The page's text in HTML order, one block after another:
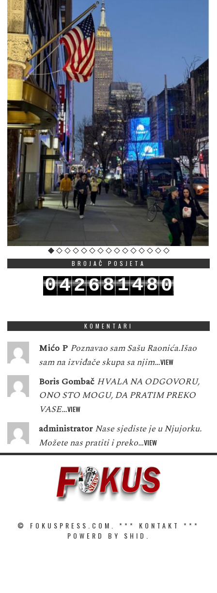
BROJAČ POSJETA
042681480
KOMENTARI
Mićo P Poznavao sam Sašu Raonića.Išao
sam na izviđače skupa sa njim…VIEW
Boris Gombač HVALA NA ODGOVORU,
ONO STO MOGU, DA PRATIM PREKO
VASE…VIEW
administrator Nase sjediste je u Njujorku.
Možete nas pratiti i preko…VIEW
© FOKUSPRESS.COM. *** KONTAKT
***
POWERD BY SHID.